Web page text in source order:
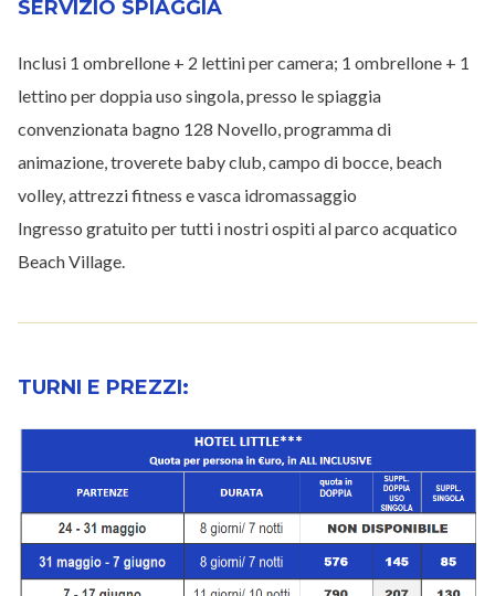
SERVIZIO SPIAGGIA
Inclusi 1 ombrellone + 2 lettini per camera; 1 ombrellone + 1
lettino per doppia uso singola, presso le spiaggia
convenzionata bagno 128 Novello, programma di
animazione, troverete baby club, campo di bocce, beach
volley, attrezzi fitness e vasca idromassaggio
Ingresso gratuito per tutti i nostri ospiti al parco acquatico
Beach Village.
TURNI E PREZZI: